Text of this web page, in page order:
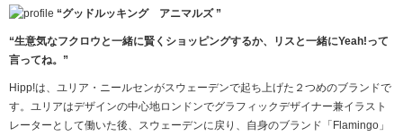
“グッドルッキング アニマルズ ”
“生意気なフクロウと一緒に賢くショッピングするか、リスと一緒にYeah!って
言ってね。”
Hipp!は、ユリア・ニールセンがスウェーデンで起ち上げた２つめのブランドで
す。ユリアはデザインの中心地ロンドンでグラフィックデザイナー兼イラスト
レーターとして働いた後、スウェーデンに戻り、自身のブランド「Flamingo」